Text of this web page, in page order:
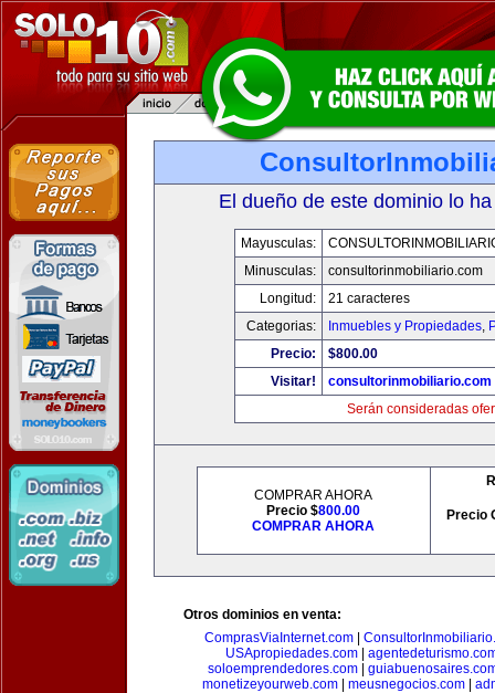
El dueño de este dominio lo
Mayusculas:
Minusculas:
consultorinmobiliario.com
Longitud:
21 caracteres
Categorias:
Inmuebles y Propiedades,
Precio:
$800.00
Visitar!
consultorinmobiliario.com
Serán consideradas
COMPRAR AHORA
Precio $800.00
COMPRAR AHORA
Precio
Otros dominios en venta:
ComprasViaInternet.com
USApropiedades.com|
soloemprendedores.com|
monetizeyourweb.com| meusnegocios.com|